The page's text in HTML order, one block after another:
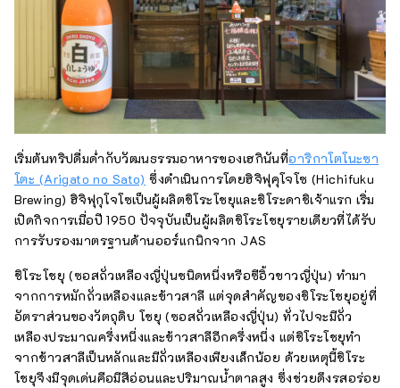
เริ่มต้นทริปดื่มด่ำกับวัฒนธรรมอาหารของเฮกินันที่อาริกาโตโนะซา
โตะ (Arigato no Sato) ซึ่งดำเนินการโดยฮิจิฟุคุโจโซ (Hichifuku
Brewing) ฮิจิฟุกุโจโซเป็นผู้ผลิตชิโระโชยุและชิโระดาชิเจ้าแรก เริ่ม
เปิดกิจการเมื่อปี 1950 ปัจจุบันเป็นผู้ผลิตชิโระโชยุรายเดียวที่ได้รับ
การรับรองมาตรฐานด้านออร์แกนิกจาก JAS
ชิโระโชยุ (ซอสถั่วเหลืองญี่ปุ่นชนิดหนึ่งหรือซีอิ้วขาวญี่ปุ่น) ทำมา
จากการหมักถั่วเหลืองและข้าวสาลี แต่จุดสำคัญของชิโระโชยุอยู่ที่
อัตราส่วนของวัตถุดิบ โชยุ (ซอสถั่วเหลืองญี่ปุ่น) ทั่วไปจะมีถั่ว
เหลืองประมาณครึ่งหนึ่งและข้าวสาลีอีกครึ่งหนึ่ง แต่ชิโระโชยุทำ
จากข้าวสาลีเป็นหลักและมีถั่วเหลืองเพียงเล็กน้อย ด้วยเหตุนี้ชิโระ
โชยุจึงมีจุดเด่นคือมีสีอ่อนและปริมาณน้ำตาลสูง ซึ่งช่วยดึงรสอร่อย